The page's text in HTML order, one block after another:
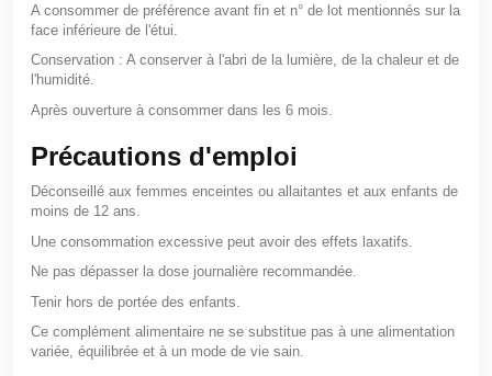
A consommer de préférence avant fin et n° de lot mentionnés sur la
face inférieure de l'étui.
Conservation : A conserver à l'abri de la lumière, de la chaleur et de
l'humidité.
Après ouverture à consommer dans les 6 mois.
Précautions d'emploi
Déconseillé aux femmes enceintes ou allaitantes et aux enfants de
moins de 12 ans.
Une consommation excessive peut avoir des effets laxatifs.
Ne pas dépasser la dose journalière recommandée.
Tenir hors de portée des enfants.
Ce complément alimentaire ne se substitue pas à une alimentation
variée, équilibrée et à un mode de vie sain.